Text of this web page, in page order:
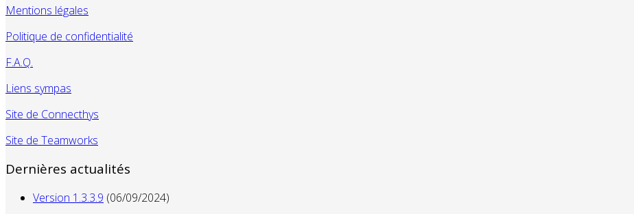
Mentions légales
Politique de confidentialité
F.A.Q.
Liens sympas
Site de Connecthys
Site de Teamworks
Dernières actualités
Version 1.3.3.9 (06/09/2024)